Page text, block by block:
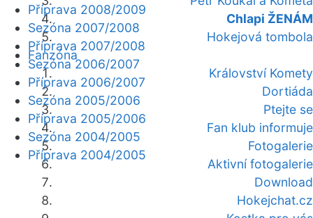
Chlapi ŽENÁM
Hokejová tombola
Fanzóna
Království Komety
Dortiáda
Ptejte se
Fan klub informuje
Fotogalerie
Aktivní fotogalerie
Download
Hokejchat.cz
Příprava 2008/2009
Sezóna 2007/2008
Příprava 2007/2008
Sezóna 2006/2007
Příprava 2006/2007
Sezóna 2005/2006
Příprava 2005/2006
Sezóna 2004/2005
Příprava 2004/2005